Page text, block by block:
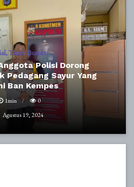
Tanah Bumbu
Polisi Dorong
Pedagang Sayur Yang
Ban Kempes
1min
0
Agustus 19, 2024